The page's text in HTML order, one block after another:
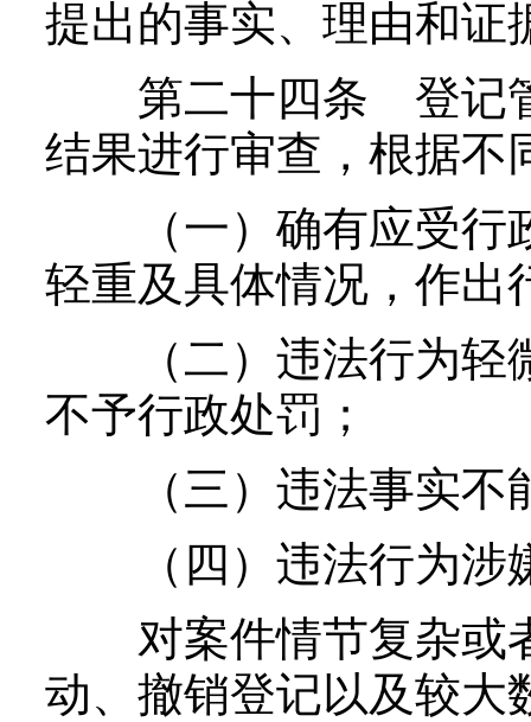
提出的事实、理由和证
第二十四条 登记管
结果进行审查，根据不
（一）确有应受行
轻重及具体情况，作出
（二）违法行为轻
不予行政处罚；
（三）违法事实不
（四）违法行为涉
对案件情节复杂或
动、撤销登记以及较大